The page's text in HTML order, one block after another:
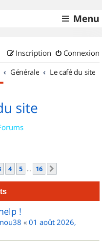
Menu
Connexion
Inscription
Générale Le café du site
site
4 5 … 16
!
« 01 août 2026,